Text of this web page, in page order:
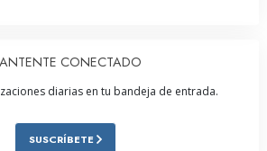
CONECTADO
diarias en tu bandeja de entrada.
SUSCRÍBETE